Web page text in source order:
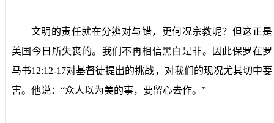
文明的责任就在分辨对与错，更何况宗教呢？但这正是
美国今日所失丧的。我们不再相信黑白是非。因此保罗在罗
马书12:12-17对基督徒提出的挑战，对我们的现况尤其切中要
害。他说：“众人以为美的事，要留心去作。”